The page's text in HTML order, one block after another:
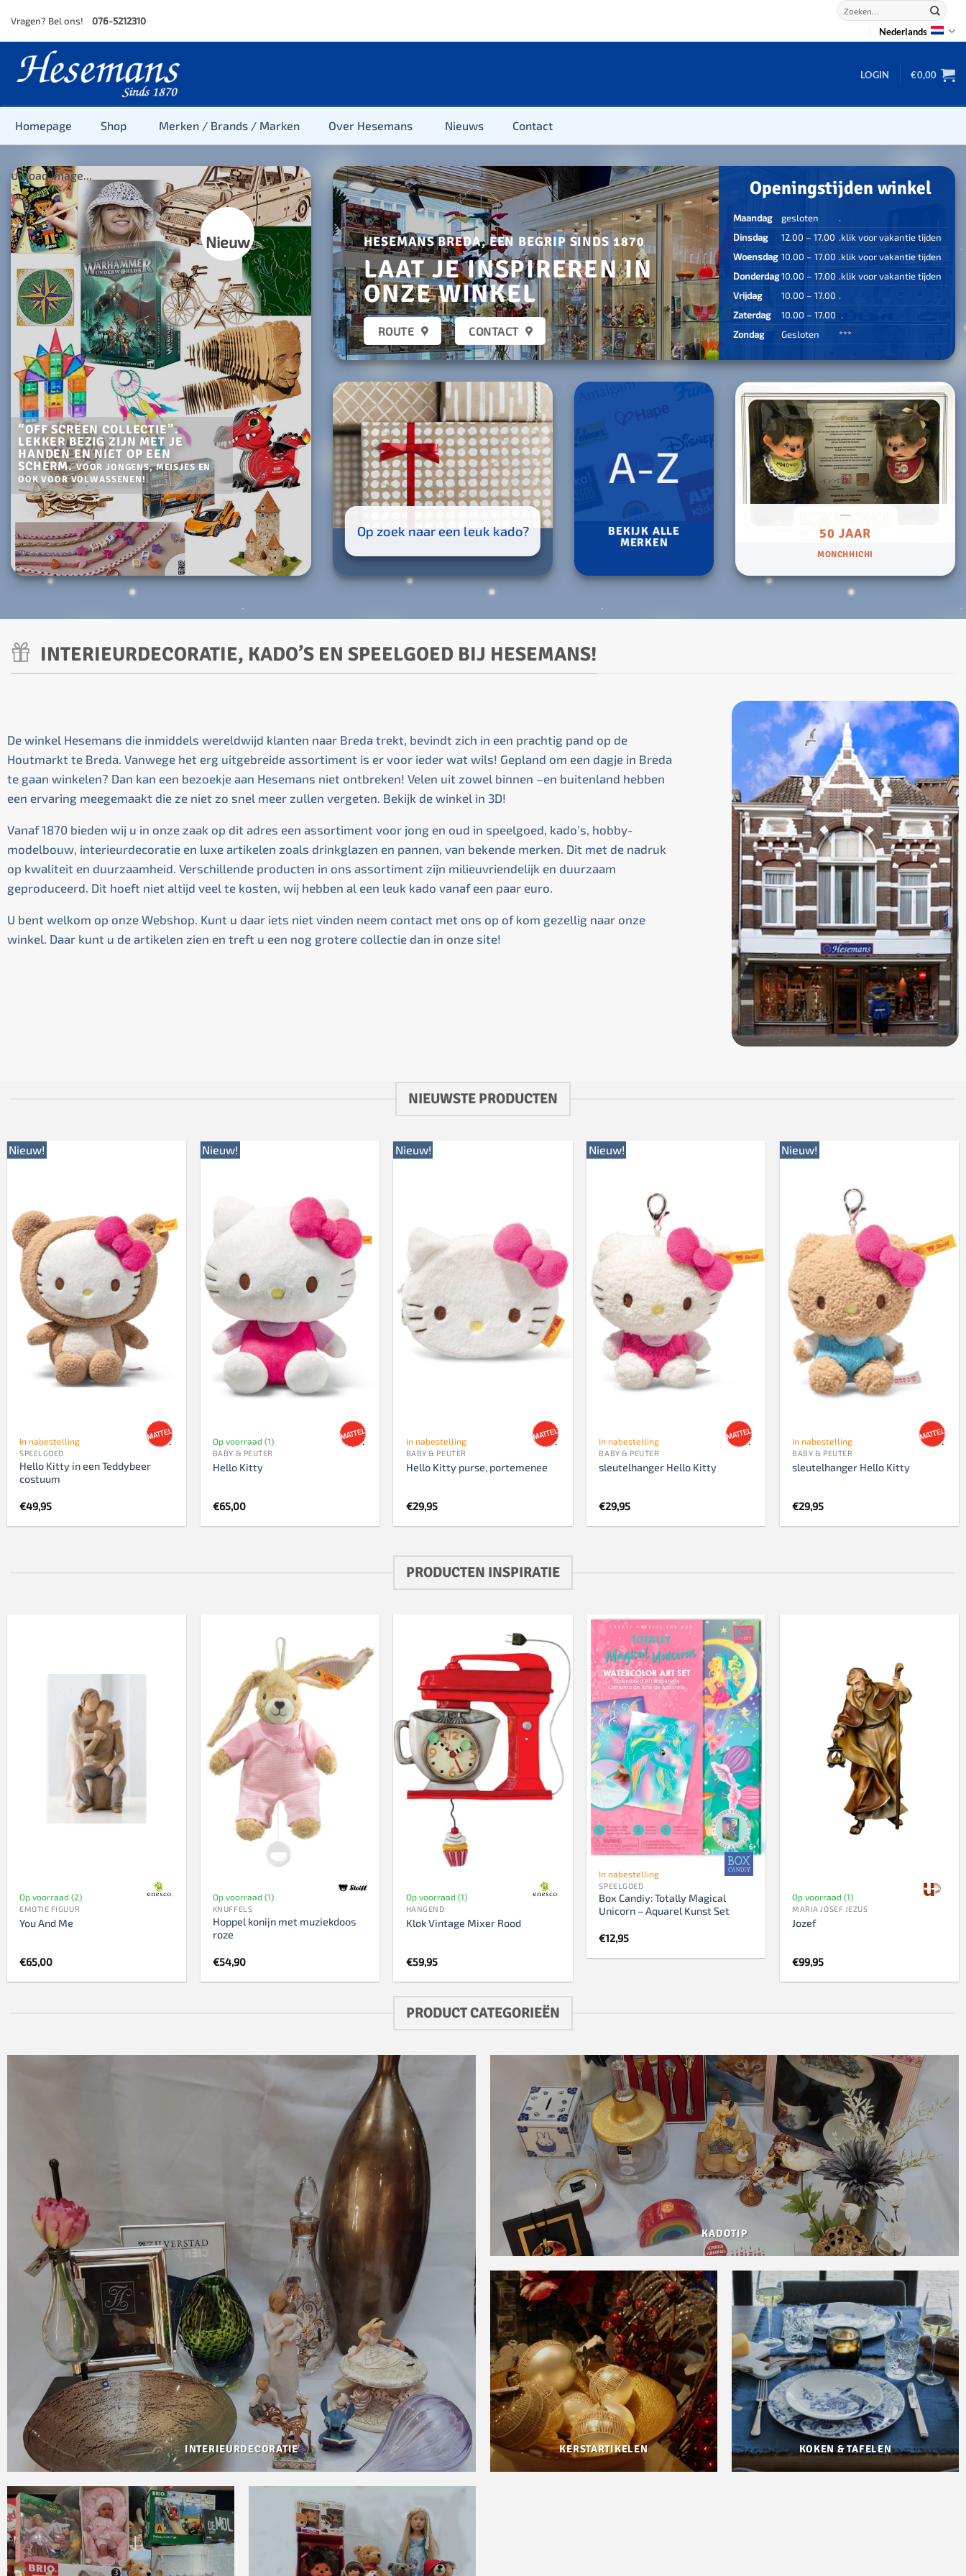
content
Vragen? Bel ons! 076-5212310
Zoeken
naar:
Nederlands
LOGIN €0,00
Homepage Shop
Baby
Peuter
Kleuter
Baby & Peuter
Baby, Peuter & Kleuter
Peuter & Kleuter
2D puzzels
3D puzzels
2-100 stukjes
100 stukjes
200 stukjes
300 stukjes
500 stukjes
759 stukjes
1000 stukjes
1500 stukjes
2000 stukjes
3000 stukjes
5000 stukjes
backgammon
dammen
dobbel
mahjong
Schaken
schaakklok
schaakset
schaakstukken
Merken / Brands / Marken Over Hesemans Nieuws Contact
Nieuw
“OFF SCREEN COLLECTIE”.
LEKKER BEZIG ZIJN MET JE
HANDEN EN NIET OP EEN
SCHERM.VOOR JONGENS,MEISJES EN
OOK VOOR VOLWASSENEN!
Upload Image...
De gezelligste tijd van
het jaar…
HESEMANS BREDA, EEN BEGRIP SINDS 1870
LAAT JE INSPIREREN IN
ONZE WINKEL
ROUTE CONTACT
Openingstijden winkel
Maandag gesloten
.
Dinsdag
12.00 – 17.00 .klik voor vakantie tijden
Woensdag 10.00 – 17.00 .klik voor vakantie tijden
Donderdag10.00 – 17.00 .klik voor vakantie tijden
Vrijdag
10.00 – 17.00 .
Zaterdag
10.00 – 17.00 .
Zondag
Gesloten ***
Op zoek naar een leuk kado?
A-Z
BEKIJK ALLE
MERKEN
50 JAAR
MONCHHICHI
INTERIEURDECORATIE, KADO’S EN SPEELGOED BIJ HESEMANS!
De winkel Hesemans die inmiddels wereldwijd klanten naar Breda trekt, bevindt zich in een prachtig pand op de
Houtmarkt te Breda. Vanwege het erg uitgebreide assortiment is er voor ieder wat wils! Gepland om een dagje in Breda
te gaan winkelen? Dan kan een bezoekje aan Hesemans niet ontbreken! Velen uit zowel binnen –en buitenland hebben
een ervaring meegemaakt die ze niet zo snel meer zullen vergeten. Bekijk de winkel in 3D!
Vanaf 1870 bieden wij u in onze zaak op dit adres een assortiment voor jong en oud in speelgoed, kado’s, hobby-
modelbouw, interieurdecoratie en luxe artikelen zoals drinkglazen en pannen, van bekende merken. Dit met de nadruk
op kwaliteit en duurzaamheid. Verschillende producten in ons assortiment zijn milieuvriendelijk en duurzaam
geproduceerd. Dit hoeft niet altijd veel te kosten, wij hebben al een leuk kado vanaf een paar euro.
U bent welkom op onze Webshop. Kunt u daar iets niet vinden neem contact met ons op of kom gezellig naar onze
winkel. Daar kunt u de artikelen zien en treft u een nog grotere collectie dan in onze site!
NIEUWSTE PRODUCTEN
Nieuw!
In nabestelling
SPEELGOED
Hello Kitty in een Teddybeer
costuum
€49,95
Nieuw!
Op voorraad (1)
BABY & PEUTER
Hello Kitty
€65,00
Nieuw!
In nabestelling
BABY & PEUTER
Hello Kitty purse, portemenee
€29,95
Nieuw!
In nabestelling
BABY & PEUTER
sleutelhanger Hello Kitty
€29,95
Nieuw!
In nabestelling
BABY & PEUTER
sleutelhanger Hello Kitty
€29,95
PRODUCTEN INSPIRATIE
Op voorraad (2)
EMOTIE FIGUUR
You And Me
€65,00
Op voorraad (1)
KNUFFELS
Hoppel konijn met muziekdoos
roze
€54,90
Op voorraad (1)
HANGEND
Klok Vintage Mixer Rood
€59,95
In nabestelling
SPEELGOED
Box Candiy: Totally Magical
Unicorn – Aquarel Kunst Set
€12,95
Op voorraad (1)
MARIA JOSEF JEZUS
Jozef
€99,95
PRODUCT CATEGORIEËN
INTERIEURDECORATIE
KADOTIP
KERSTARTIKELEN KOKEN & TAFELEN